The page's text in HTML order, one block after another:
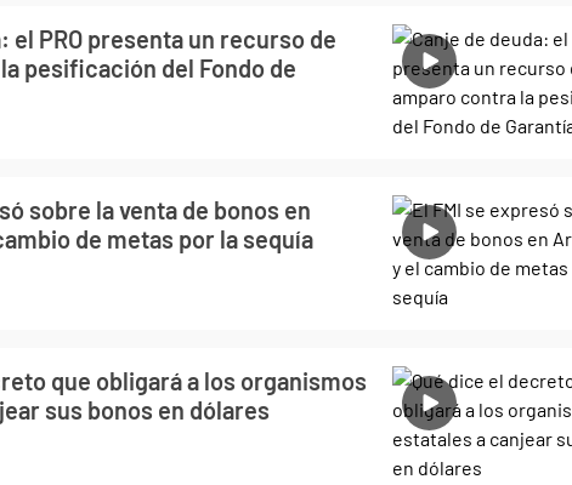
el PRO presenta un recurso de
pesificación del Fondo de
sobre la venta de bonos en
de metas por la sequía
que obligará a los organismos
sus bonos en dólares